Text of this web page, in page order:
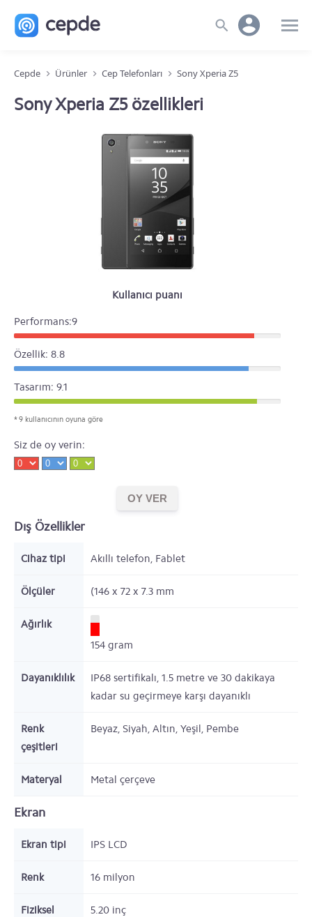
Cepde Ürünler Cep Telefonları Sony Xperia Z5
Sony Xperia Z5 özellikleri
Kullanıcı puanı
Performans:9
Özellik: 8.8
Tasarım: 9.1
* 9 kullanıcının oyuna göre
Siz de oy verin:
Dış Özellikler
Cihaz tipi Akıllı telefon, Fablet
Ölçüler (146 x 72 x 7.3 mm
Ağırlık
154 gram
Dayanıklılık
IP68 sertifikalı, 1.5 metre ve 30 dakikaya
kadar su geçirmeye karşı dayanıklı
Renk
çeşitleri
Beyaz, Siyah, Altın, Yeşil, Pembe
Materyal Metal çerçeve
Ekran
Ekran tipi IPS LCD
Renk 16 milyon
Fiziksel
5.20 inç